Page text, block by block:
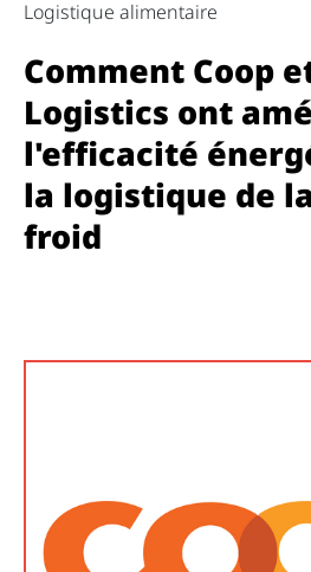
Logistique alimentaire
Comment Coop
Logistics ont
l'efficacité
la logistique de
froid